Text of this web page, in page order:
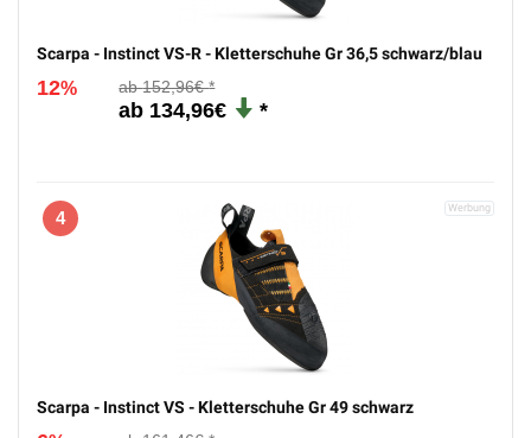
Scarpa - Instinct VS-R - Kletterschuhe Gr 36,5 schwarz/blau
12% 152,96€
134,96€
4
Scarpa - Instinct VS - Kletterschuhe Gr 49 schwarz